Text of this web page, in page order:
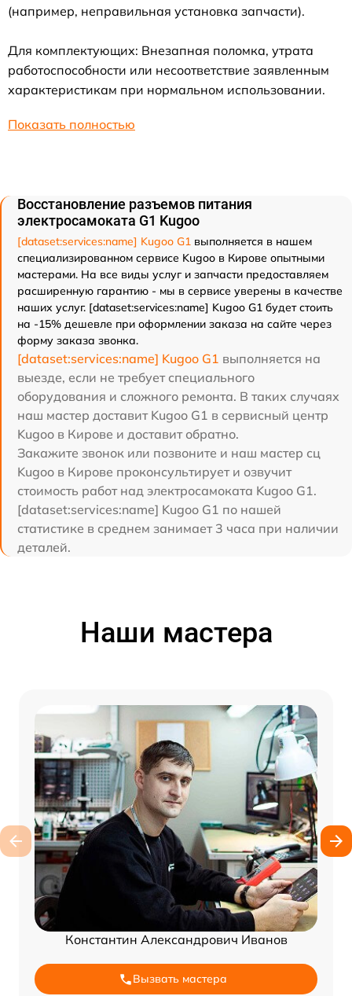
(например, неправильная установка запчасти).
Для комплектующих: Внезапная поломка, утрата
работоспособности или несоответствие заявленным
характеристикам при нормальном использовании.
Показать полностью
Восстановление разъемов питания
электросамоката G1 Kugoo
[dataset:services:name] Kugoo G1 выполняется в нашем
специализированном сервисе Kugoo в Кирове опытными
мастерами. На все виды услуг и запчасти предоставляем
расширенную гарантию - мы в сервисе уверены в качестве
наших услуг. [dataset:services:name] Kugoo G1 будет стоить
на -15% дешевле при оформлении заказа на сайте через
форму заказа звонка.
[dataset:services:name] Kugoo G1 выполняется на
выезде, если не требует специального
оборудования и сложного ремонта. В таких случаях
наш мастер доставит Kugoo G1 в сервисный центр
Kugoo в Кирове и доставит обратно.
Закажите звонок или позвоните и наш мастер сц
Kugoo в Кирове проконсультирует и озвучит
стоимость работ над электросамоката Kugoo G1.
[dataset:services:name] Kugoo G1 по нашей
статистике в среднем занимает 3 часа при наличии
деталей.
Наши мастера
Константин Александрович Иванов
Вызвать мастера